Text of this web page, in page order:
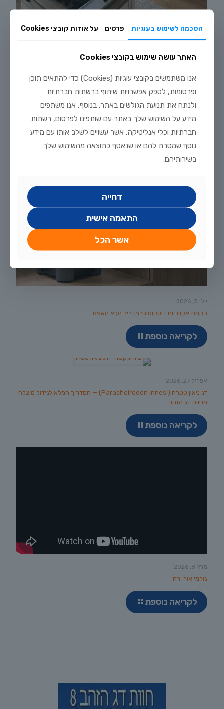
יולי 20, 2026
לקריאה נוספת
יולי 3, 2026
הקמת אקווריום דיסקוסים: מדריך מלא מאפס
לקריאה נוספת
אפריל 27, 2026
דג ניאון טטרה (Paracheirodon innesi) — המדריך המלא לגידול מוצלח
מחוות דג הזהב
לקריאה נוספת
מרץ 8, 2026
גורמי אור ירח
לקריאה נוספת
הסכמה לשימוש בעוגיות פרטים על אודות קובצי Cookies
האתר עושה שימוש בקובצי Cookies
אנו משתמשים בקובצי עוגיות (Cookies) כדי להתאים תוכן
ופרסומות, לספק אפשרויות שיתוף ברשתות חברתיות
ולנתח את תנועת הגולשים באתר. בנוסף, אנו משתפים
מידע על השימוש שלך באתר עם שותפינו לפרסום, רשתות
חברתיות וכלי אנליטיקה, אשר עשויים לשלב אותו עם מידע
נוסף שמסרת להם או שנאסף כתוצאה מהשימוש שלך
בשירותיהם.
דחייה
התאמה אישית
אשר הכל